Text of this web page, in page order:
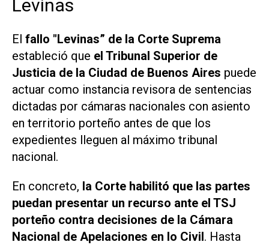
Levinas
El fallo "Levinas” de la Corte Suprema
estableció que el Tribunal Superior de
Justicia de la Ciudad de Buenos Aires puede
actuar como instancia revisora de sentencias
dictadas por cámaras nacionales con asiento
en territorio porteño antes de que los
expedientes lleguen al máximo tribunal
nacional.
En concreto, la Corte habilitó que las partes
puedan presentar un recurso ante el TSJ
porteño contra decisiones de la Cámara
Nacional de Apelaciones en lo Civil. Hasta